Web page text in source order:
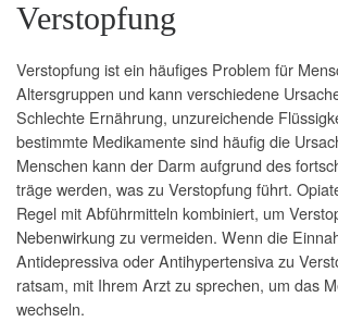
Verstopfung
Verstopfung ist ein häufiges Problem für
Altersgruppen und kann verschiedene
Schlechte Ernährung, unzureichende
bestimmte Medikamente sind häufig die
Menschen kann der Darm aufgrund des
träge werden, was zu Verstopfung führt.
Regel mit Abführmitteln kombiniert, um
Nebenwirkung zu vermeiden. Wenn die
Antidepressiva oder Antihypertensiva zu
ratsam, mit Ihrem Arzt zu sprechen, um das
wechseln.